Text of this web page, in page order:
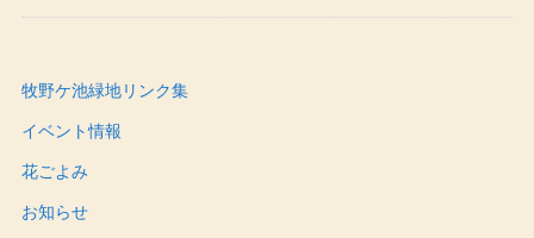
牧野ケ池緑地リンク集
イベント情報
花ごよみ
お知らせ